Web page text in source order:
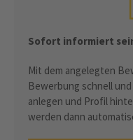
Sofort informiert
Mit dem angelegten
Bewerbung schnell
anlegen und Profil
werden dann